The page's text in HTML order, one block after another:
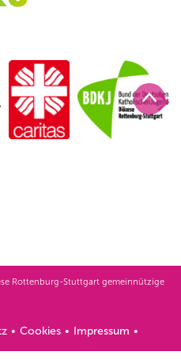
Rottenburg-Stuttgart gemeinnützige
Cookies
Impressum